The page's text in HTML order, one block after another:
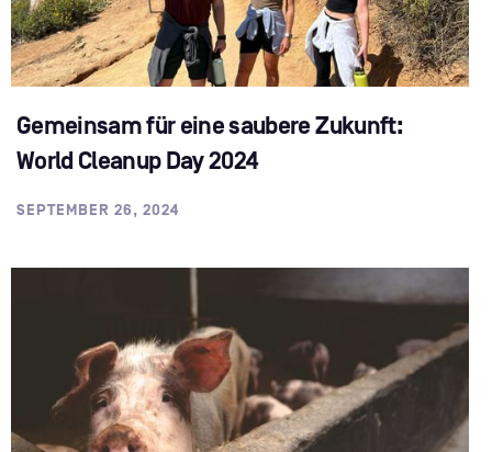
Gemeinsam für eine saubere Zukunft:
World Cleanup Day 2024
SEPTEMBER 26, 2024